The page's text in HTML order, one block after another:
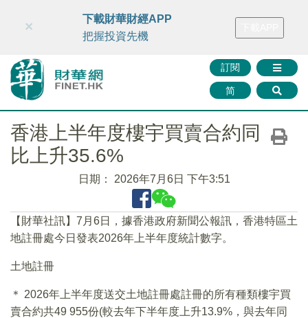
財華智庫網 FINTV FINMETA 財華證券 媒體矩陣
訂閱
简
×
下載財華財經APP
把握投資先機
​香港上半年度樓宇買賣合約同
比上升35.6%
日期： 2026年7月6日 下午3:51
【財華社訊】7月6日，據香港政府新聞公報訊，香港特區土
地註冊處今日發表2026年上半年度統計數字。
土地註冊
＊ 2026年上半年度送交土地註冊處註冊的所有種類樓宇買
賣合約共49 955份(較去年下半年度上升13.9%，與去年同